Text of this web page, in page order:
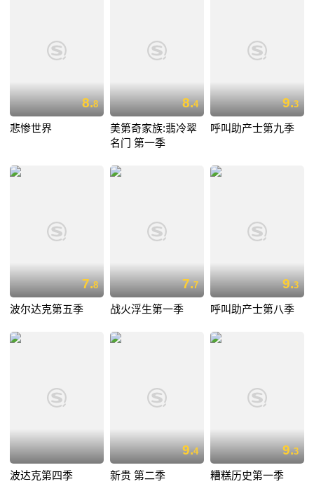
8.8
悲惨世界
8.4
美第奇家族:翡冷翠
名门 第一季
9.3
呼叫助产士第九季
7.8
波尔达克第五季
7.7
战火浮生第一季
9.3
呼叫助产士第八季
波达克第四季
9.4
新贵 第二季
9.3
糟糕历史第一季